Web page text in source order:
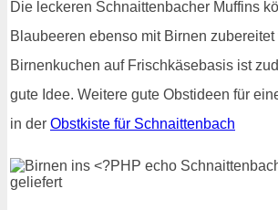
Die leckeren Schnaittenbacher Muffins
Blaubeeren ebenso mit Birnen
Birnenkuchen auf Frischkäsebasis ist
gute Idee. Weitere gute Obstideen für
in der Obstkiste für Schnaittenbach